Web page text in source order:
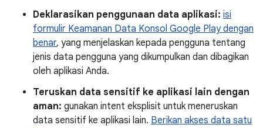
Deklarasikan penggunaan data aplikasi: isi
formulir Keamanan Data Konsol Google Play dengan
benar, yang menjelaskan kepada pengguna tentang
jenis data pengguna yang dikumpulkan dan dibagikan
oleh aplikasi Anda.
Teruskan data sensitif ke aplikasi lain dengan
aman: gunakan intent eksplisit untuk meneruskan
data sensitif ke aplikasi lain. Berikan akses data satu